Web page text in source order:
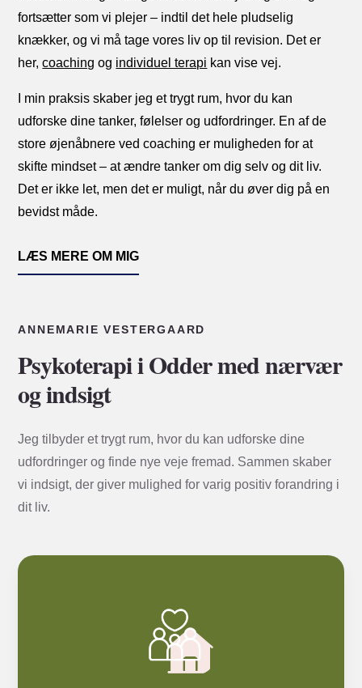
fortsætter som vi plejer – indtil det hele pludselig
knækker, og vi må tage vores liv op til revision. Det er
her,coaching og individuel terapi kan vise vej.
I min praksis skaber jeg et trygt rum, hvor du kan
udforske dine tanker, følelser og udfordringer. En af de
store øjenåbnere ved coaching er muligheden for at
skifte mindset – at ændre tanker om dig selv og dit liv.
Det er ikke let, men det er muligt, når du øver dig på en
bevidst måde.
LÆS MERE OM MIG
ANNEMARIE VESTERGAARD
Psykoterapi i Odder med nærvær
og indsigt
Jeg tilbyder et trygt rum, hvor du kan udforske dine
udfordringer og finde nye veje fremad. Sammen skaber
vi indsigt, der giver mulighed for varig positiv forandring i
dit liv.